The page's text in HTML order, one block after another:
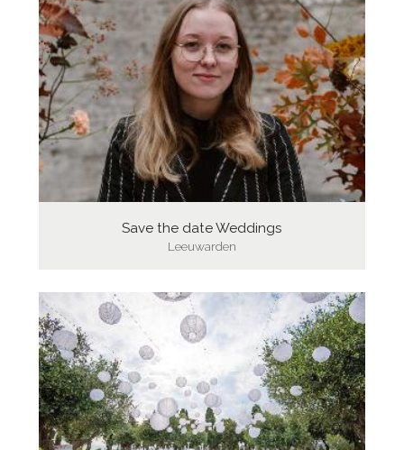
Save the date Weddings
Leeuwarden